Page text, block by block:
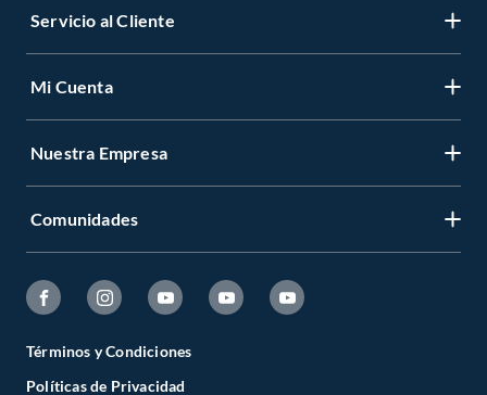
Servicio al Cliente
Mi Cuenta
Nuestra Empresa
Comunidades
Términos y Condiciones
Políticas de Privacidad